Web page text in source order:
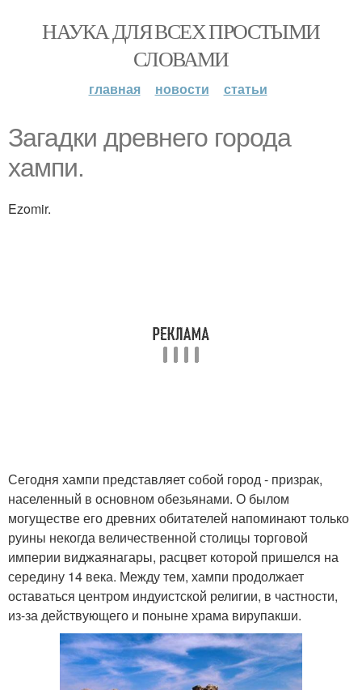
НАУКА ДЛЯ ВСЕХ ПРОСТЫМИ
СЛОВАМИ
главная новости статьи
Загадки древнего города
хампи.
Ezomir.
Сегодня хампи представляет собой город - призрак,
населенный в основном обезьянами. О былом
могуществе его древних обитателей напоминают только
руины некогда величественной столицы торговой
империи виджаянагары, расцвет которой пришелся на
середину 14 века. Между тем, хампи продолжает
оставаться центром индуистской религии, в частности,
из-за действующего и поныне храма вирупакши.